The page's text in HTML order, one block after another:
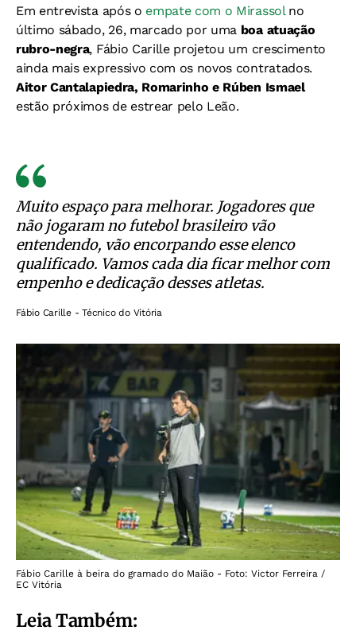
Em entrevista após o empate com o Mirassolno
último sábado, 26, marcado por uma boa atuação
rubro-negra, Fábio Carille projetou um crescimento
ainda mais expressivo com os novos contratados.
Aitor Cantalapiedra, Romarinho e Rúben Ismael
estão próximos de estrear pelo Leão.
Muito espaço para melhorar. Jogadores que
não jogaram no futebol brasileiro vão
entendendo, vão encorpando esse elenco
qualificado. Vamos cada dia ficar melhor com
empenho e dedicação desses atletas.
Fábio Carille - Técnico do Vitória
Fábio Carille à beira do gramado do Maião - Foto: Victor Ferreira /
EC Vitória
Leia Também: